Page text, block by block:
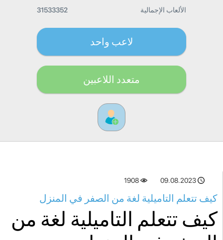
الألعاب الإجمالية 31533352
لاعب واحد
متعدد اللاعبين
09.08.2023
1908
كيف تتعلم التاميلية لغة من الصفر في المنزل
كيف تتعلم التاميلية لغة من